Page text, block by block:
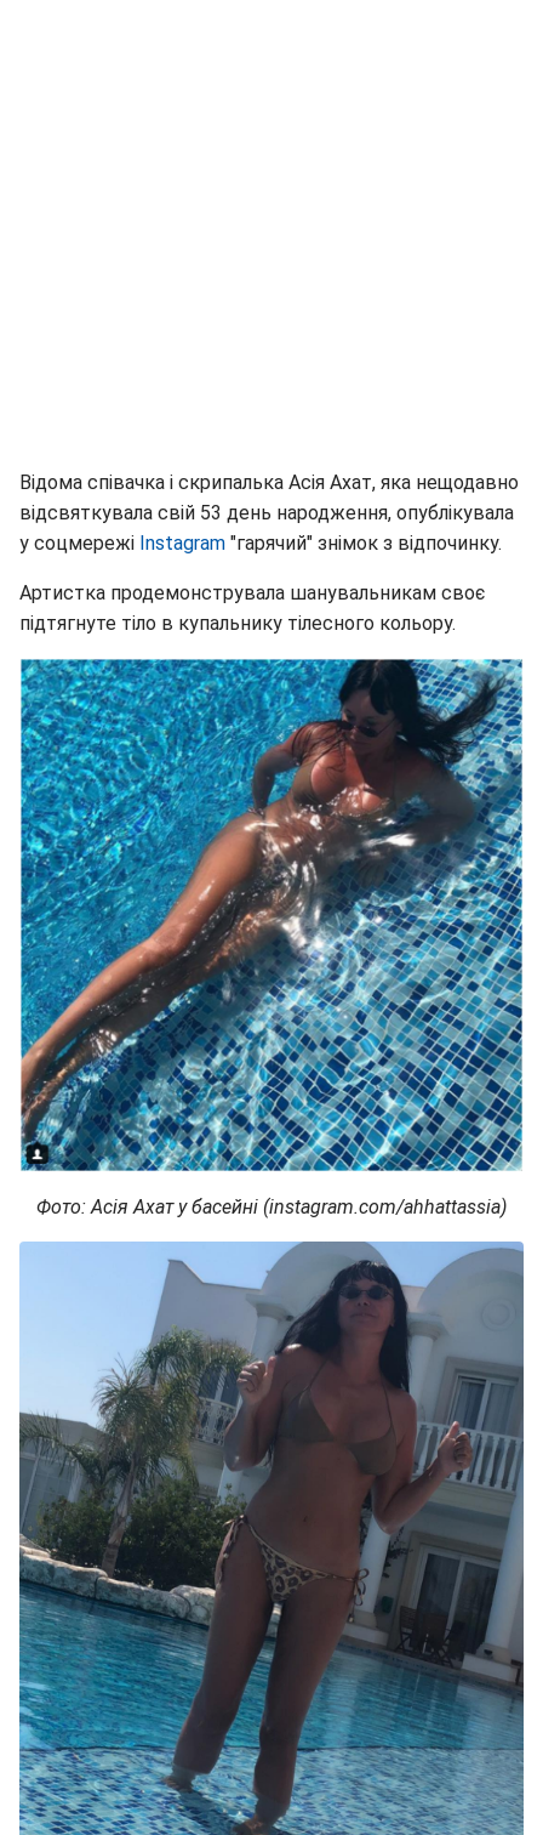
Відома співачка і скрипалька Асія Ахат, яка нещодавно
відсвяткувала свій 53 день народження, опублікувала
у соцмережі Instagram "гарячий" знімок з відпочинку.
Артистка продемонструвала шанувальникам своє
підтягнуте тіло в купальнику тілесного кольору.
Фото: Асія Ахат у басейні (instagram.com/ahhattassia)